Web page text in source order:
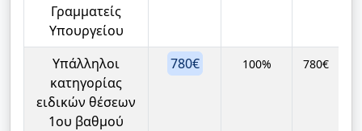
Γραμματείς
Υπουργείου
Υπάλληλοι
κατηγορίας
ειδικών θέσεων
1ου βαθμού
780€ 100% 780€